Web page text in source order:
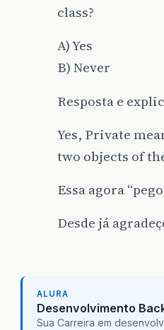
class?
A) Yes
B) Never
Resposta e
Yes, Private
two objects of
Essa agora
Desde já
ALURA
Desenvolvimento
Sua Carreira em